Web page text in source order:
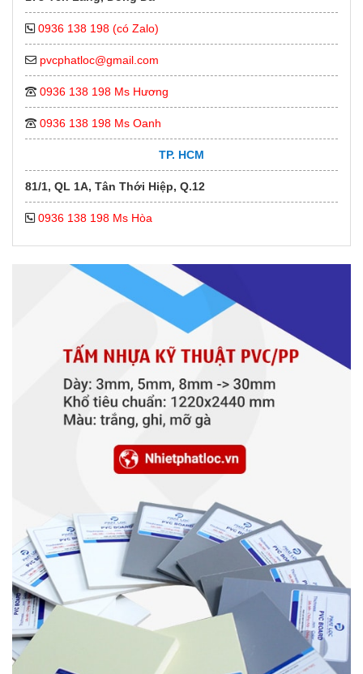
0936 138 198 (có Zalo)
pvcphatloc@gmail.com
0936 138 198 Ms Hương
0936 138 198 Ms Oanh
TP. HCM
81/1, QL 1A, Tân Thới Hiệp, Q.12
0936 138 198 Ms Hòa